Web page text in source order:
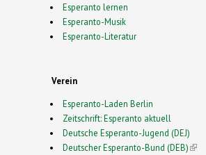
Esperanto lernen
Esperanto-Musik
Esperanto-Literatur
Verein
Esperanto-Laden Berlin
Zeitschrift: Esperanto aktuell
Deutsche Esperanto-Jugend (DEJ)
Deutscher Esperanto-Bund (DEB)